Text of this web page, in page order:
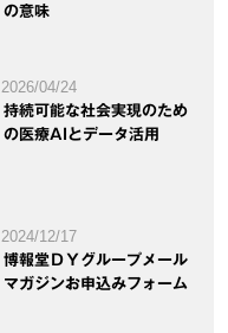
の意味
2026/04/24
持続可能な社会実現のため
の医療AIとデータ活用
2024/12/17
博報堂ＤＹグループメール
マガジンお申込みフォーム